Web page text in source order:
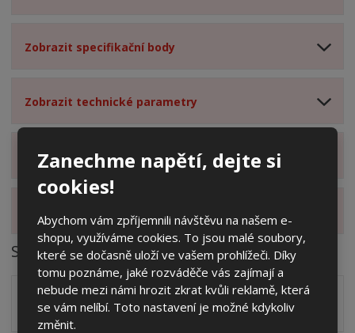
Zanechme napětí, dejte si
cookies!
Abychom vám zpříjemnili návštěvu na našem e-
shopu, využíváme cookies. To jsou malé soubory,
které se dočasně uloží ve vašem prohlížeči. Díky
tomu poznáme, jaké rozváděče vás zajímají a
nebude mezi námi hrozit zkrat kvůli reklamě, která
se vám nelíbí. Toto nastavení je možné kdykoliv
změnit.
Zobrazit specifikační body
Zobrazit technické parametry
Zobrazit hodnocení produktu
Zobrazit alternativní produkty
Soubory ke stažení
Zakótovaný nákres skříně systému 3D včetně rozložení
zálisků ve formátu PDFpdf (60.24 Kb)